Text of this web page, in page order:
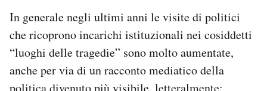
In generale negli ultimi anni le visite di politici
che ricoprono incarichi istituzionali nei cosiddetti
“luoghi delle tragedie” sono molto aumentate,
anche per via di un racconto mediatico della
politica divenuto più visibile, letteralmente: